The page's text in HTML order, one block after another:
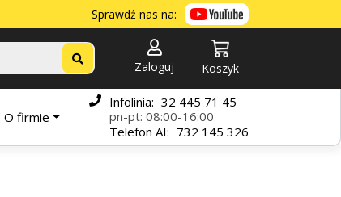
Sprawdź nas na:
Zaloguj Koszyk
O firmie
Infolinia: 32 445 71 45
pn-pt: 08:00-16:00
Telefon AI: 732 145 326